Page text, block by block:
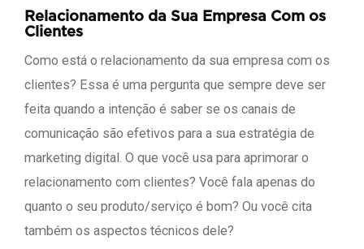
Relacionamento da Sua Empresa Com os
Clientes
Como está o relacionamento da sua empresa com os
clientes? Essa é uma pergunta que sempre deve ser
feita quando a intenção é saber se os canais de
comunicação são efetivos para a sua estratégia de
marketing digital. O que você usa para aprimorar o
relacionamento com clientes? Você fala apenas do
quanto o seu produto/serviço é bom? Ou você cita
também os aspectos técnicos dele?